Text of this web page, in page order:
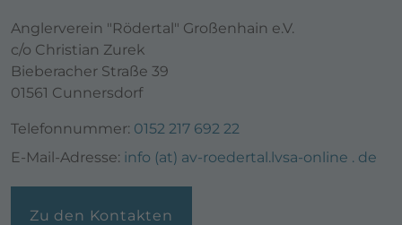
Anglerverein "Rödertal" Großenhain e.V.
c/o Christian Zurek
Bieberacher Straße 39
01561 Cunnersdorf
Telefonnummer: 0152 217 692 22
E-Mail-Adresse: info (at) av-roedertal.lvsa-online . de
Zu den Kontakten